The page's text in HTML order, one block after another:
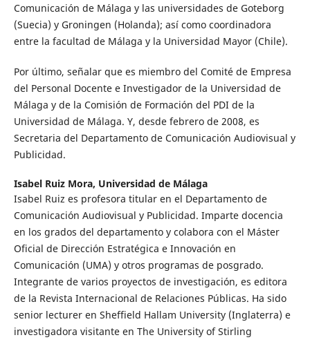
Comunicación de Málaga y las universidades de Goteborg
(Suecia) y Groningen (Holanda); así como coordinadora
entre la facultad de Málaga y la Universidad Mayor (Chile).
Por último, señalar que es miembro del Comité de Empresa
del Personal Docente e Investigador de la Universidad de
Málaga y de la Comisión de Formación del PDI de la
Universidad de Málaga. Y, desde febrero de 2008, es
Secretaria del Departamento de Comunicación Audiovisual y
Publicidad.
Isabel Ruiz Mora, Universidad de Málaga
Isabel Ruiz es profesora titular en el Departamento de
Comunicación Audiovisual y Publicidad. Imparte docencia
en los grados del departamento y colabora con el Máster
Oficial de Dirección Estratégica e Innovación en
Comunicación (UMA) y otros programas de posgrado.
Integrante de varios proyectos de investigación, es editora
de la Revista Internacional de Relaciones Públicas. Ha sido
senior lecturer en Sheffield Hallam University (Inglaterra) e
investigadora visitante en The University of Stirling